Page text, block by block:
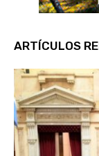
ARTÍCULOS